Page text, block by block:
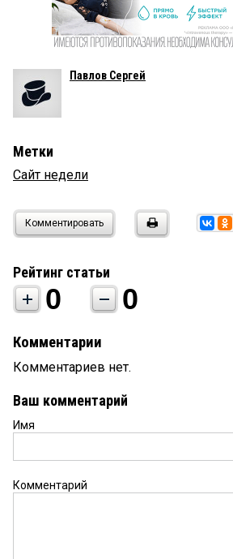
Павлов Сергей
Метки
Сайт недели
Комментировать
Рейтинг статьи
0 0
Комментарии
Комментариев нет.
Ваш комментарий
Имя
Комментарий